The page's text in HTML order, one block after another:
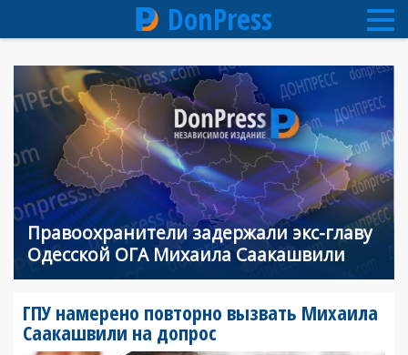
основному
содержанию
DonPress
Правоохранители задержали экс-главу
Одесской ОГА Михаила Саакашвили
ГПУ намерено повторно вызвать Михаила
Саакашвили на допрос